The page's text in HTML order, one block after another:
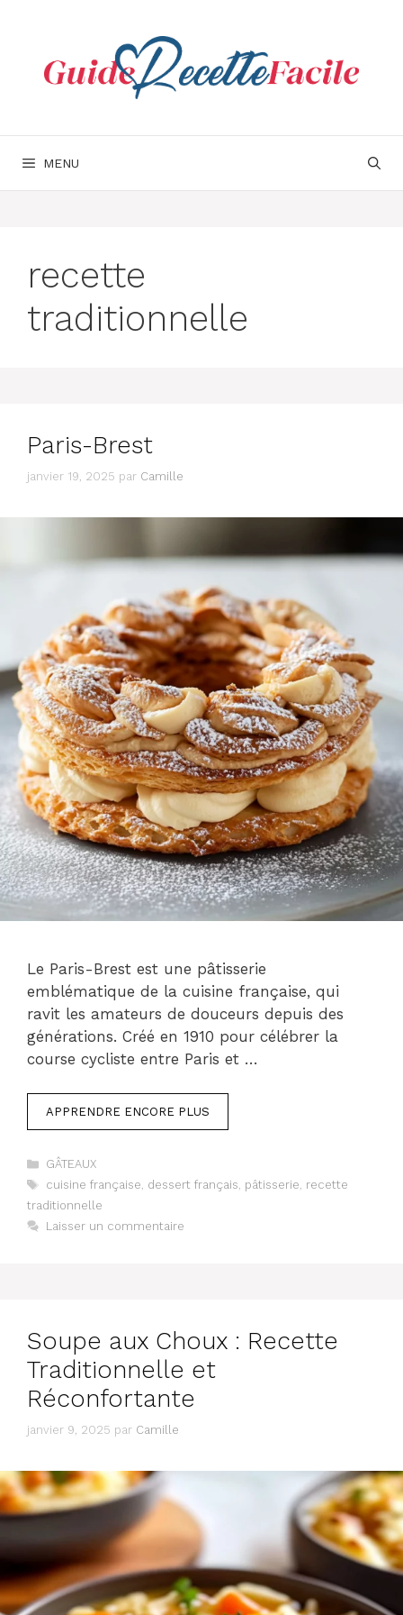
MENU
recette
traditionnelle
Paris-Brest
janvier 19, 2025 par Camille
Le Paris-Brest est une pâtisserie
emblématique de la cuisine française, qui
ravit les amateurs de douceurs depuis des
générations. Créé en 1910 pour célébrer la
course cycliste entre Paris et …
APPRENDRE ENCORE PLUS
Catégories
GÂTEAUX
Étiquettes
cuisine française, dessert français, pâtisserie, recette
traditionnelle
Laisser un commentaire
Soupe aux Choux : Recette
Traditionnelle et
Réconfortante
janvier 9, 2025 par Camille